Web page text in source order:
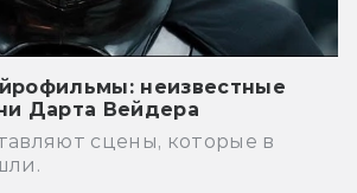
неизвестные
Дарта Вейдера
сцены, которые в